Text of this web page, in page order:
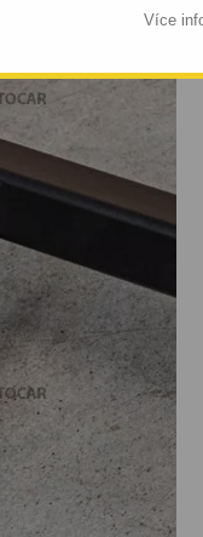
Více